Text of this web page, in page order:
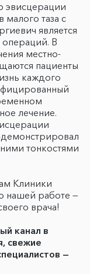
эвисцерации
малого таза с
является
В
местно-
пациенты
каждого
лечение.
тонкостями
Клиники
нашей работе —
врача!
канал в
свежие
—